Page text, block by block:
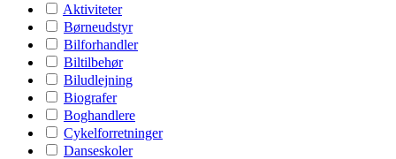
Aktiviteter
Børneudstyr
Bilforhandler
Biltilbehør
Biludlejning
Biografer
Boghandlere
Cykelforretninger
Danseskoler